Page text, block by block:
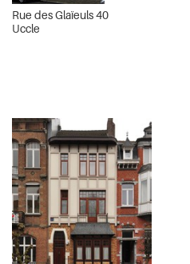
Rue des Glaïeuls 40
Uccle